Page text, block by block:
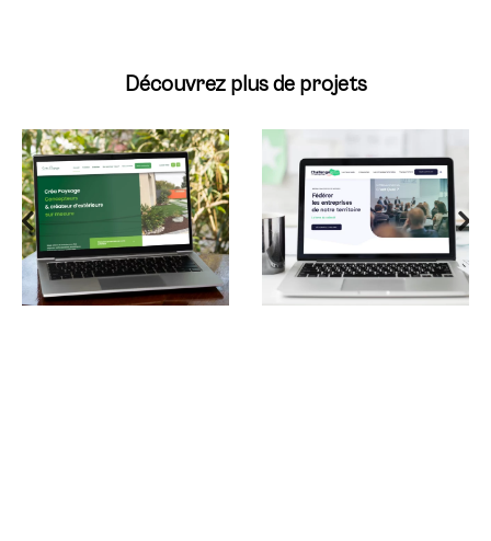
Découvrez plus de projets
Une stratégie de
communication
globale
pour un paysagiste
Refonte du logo et
du site internet
d’un réseau
d’entreprises
vendéen